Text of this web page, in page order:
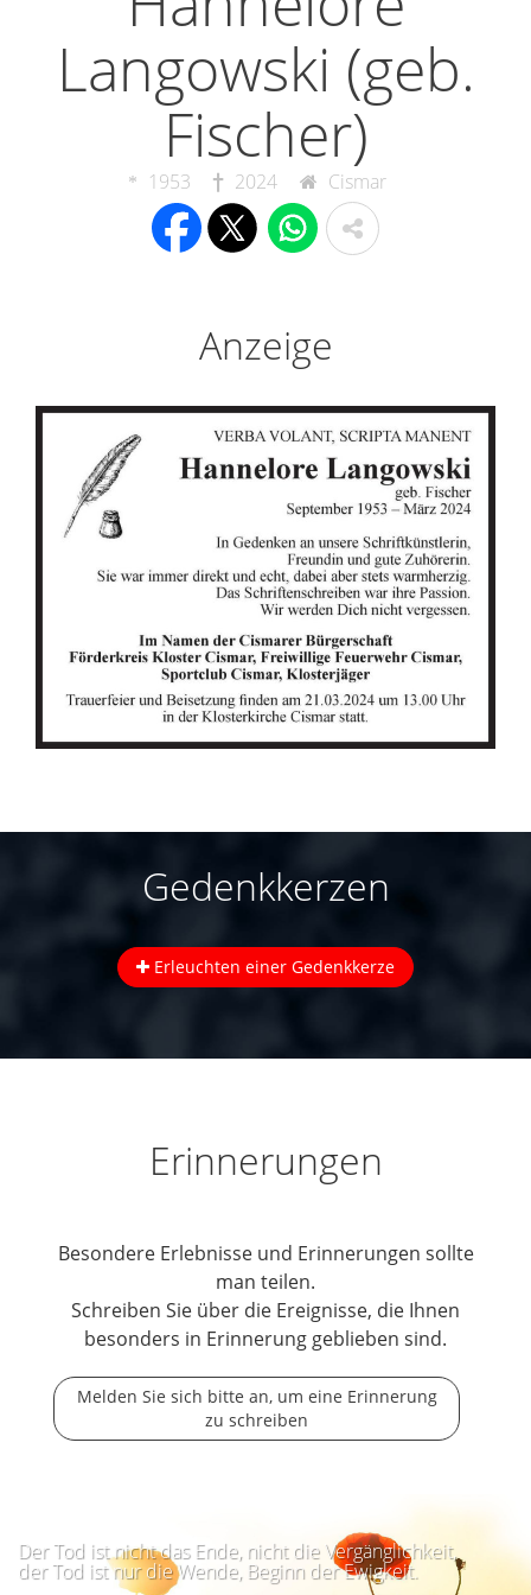
Langowski (geb.
Fischer)
1953 2024 Cismar
Anzeige
Gedenkkerzen
Erleuchten einer Gedenkkerze
Erinnerungen
Besondere Erlebnisse und Erinnerungen sollte
man teilen.
Schreiben Sie über die Ereignisse, die Ihnen
besonders in Erinnerung geblieben sind.
Melden Sie sich bitte an, um eine Erinnerung
zu schreiben
Der Tod ist nicht das Ende, nicht die Vergänglichkeit,
der Tod ist nur die Wende, Beginn der Ewigkeit.